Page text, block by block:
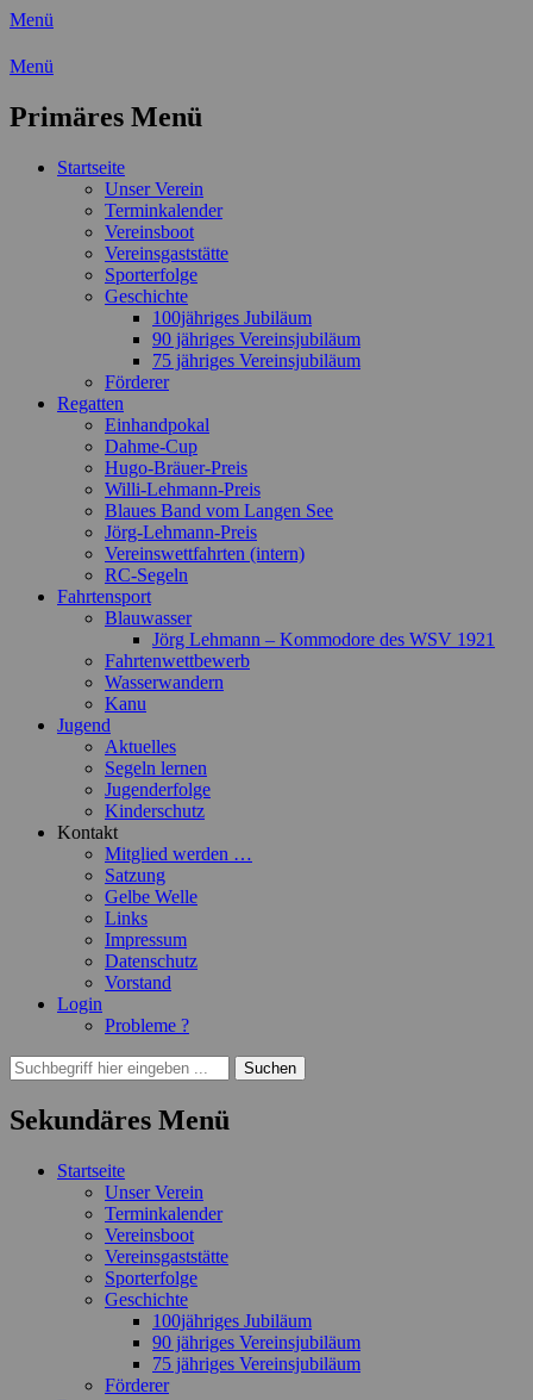
Menü
Wassersport-Verein 1921 e.V.
Freizeit mit der ganzen Familie
Menü
Primäres Menü
Zum
Startseite
Unser Verein
Terminkalender
Vereinsboot
Vereinsgaststätte
Sporterfolge
Geschichte
100jähriges Jubiläum
90 jähriges Vereinsjubiläum
75 jähriges Vereinsjubiläum
Förderer
Regatten
Einhandpokal
Dahme-Cup
Hugo-Bräuer-Preis
Willi-Lehmann-Preis
Blaues Band vom Langen See
Jörg-Lehmann-Preis
Vereinswettfahrten (intern)
RC-Segeln
Fahrtensport
Blauwasser
Jörg Lehmann – Kommodore des WSV 1921
Fahrtenwettbewerb
Wasserwandern
Kanu
Jugend
Aktuelles
Segeln lernen
Jugenderfolge
Kinderschutz
Kontakt
Mitglied werden …
Satzung
Gelbe Welle
Links
Impressum
Datenschutz
Vorstand
Login
Probleme ?
Suchen
Suchen
nach:
Sekundäres Menü
Zum
Startseite
Unser Verein
Terminkalender
Vereinsboot
Vereinsgaststätte
Sporterfolge
Geschichte
100jähriges Jubiläum
90 jähriges Vereinsjubiläum
75 jähriges Vereinsjubiläum
Förderer